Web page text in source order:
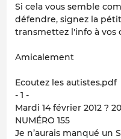
Si cela vous semble
défendre, signez la
transmettez l'info à vos
Amicalement
Ecoutez les autistes.pdf
- 1 -
Mardi 14 février 2012 ?
NUMÉRO 155
Je n’aurais manqué un